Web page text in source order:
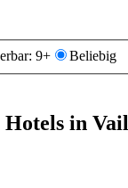
9+ Beliebig
Hotels in Vail